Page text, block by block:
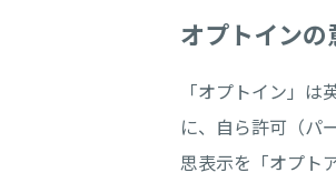
オプトインの
「オプトイン」
に、自ら許可（パ
思表示を「オプト